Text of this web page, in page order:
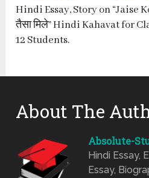
Hindi Essay, Story on “Jaise
तैसा मिले” Hindi Kahavat for
12 Students.
About The
Absolute-
Hindi Essay,
Essay,